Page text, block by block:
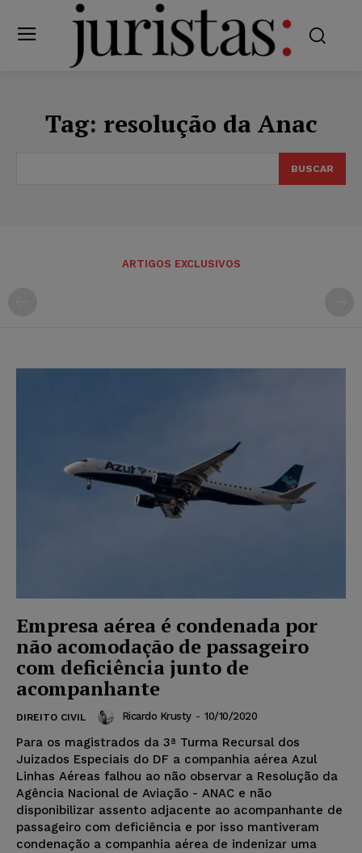
Tag: resolução da Anac
BUSCAR
ARTIGOS EXCLUSIVOS
Empresa aérea é condenada por
não acomodação de passageiro
com deficiência junto de
acompanhante
DIREITO CIVIL Ricardo Krusty - 10/10/2020
Para os magistrados da 3ª Turma Recursal dos
Juizados Especiais do DF a companhia aérea Azul
Linhas Aéreas falhou ao não observar a Resolução da
Agência Nacional de Aviação - ANAC e não
disponibilizar assento adjacente ao acompanhante de
passageiro com deficiência e por isso mantiveram
condenação a companhia aérea de indenizar uma